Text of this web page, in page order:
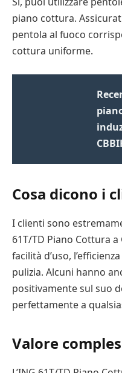
piano cottura.
pentola al fuoco
cottura uniforme.
Cosa dicono i
I clienti sono
61T/TD Piano Cottura
facilità d’uso,
pulizia. Alcuni hanno
positivamente sul suo
perfettamente a
Valore